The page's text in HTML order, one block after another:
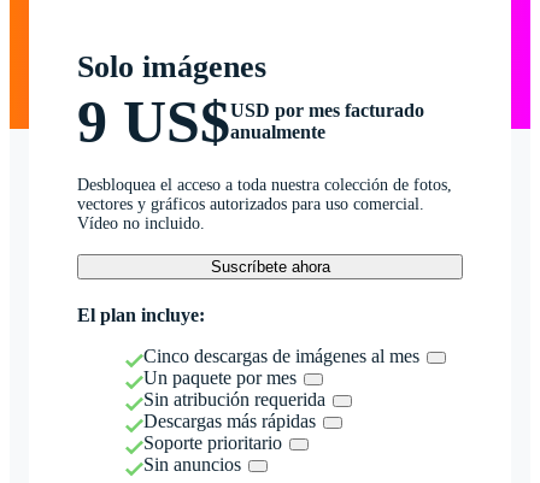
Solo imágenes
9 US$USD por mes facturado
anualmente
Desbloquea el acceso a toda nuestra colección de fotos,
vectores y gráficos autorizados para uso comercial.
Vídeo no incluido.
Suscríbete ahora
El plan incluye:
Cinco descargas de imágenes al mes
Un paquete por mes
Sin atribución requerida
Descargas más rápidas
Soporte prioritario
Sin anuncios